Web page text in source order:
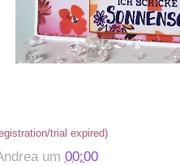
trial expired)
um 00:00